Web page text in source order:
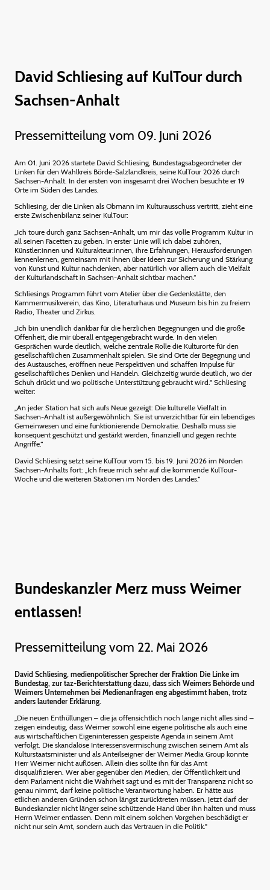
David Schliesing auf KulTour durch
Sachsen-Anhalt
Pressemitteilung vom 09. Juni 2026
Am 01. Juni 2026 startete David Schliesing, Bundestagsabgeordneter der
Linken für den Wahlkreis Börde-Salzlandkreis, seine KulTour 2026 durch
Sachsen-Anhalt. In der ersten von insgesamt drei Wochen besuchte er 19
Orte im Süden des Landes.
Schliesing, der die Linken als Obmann im Kulturausschuss vertritt, zieht eine
erste Zwischenbilanz seiner KulTour:
„Ich toure durch ganz Sachsen-Anhalt, um mir das volle Programm Kultur in
all seinen Facetten zu geben. In erster Linie will ich dabei zuhören,
Künstler:innen und Kulturakteur:innen, ihre Erfahrungen, Herausforderungen
kennenlernen, gemeinsam mit ihnen über Ideen zur Sicherung und Stärkung
von Kunst und Kultur nachdenken, aber natürlich vor allem auch die Vielfalt
der Kulturlandschaft in Sachsen-Anhalt sichtbar machen.“
Schliesings Programm führt vom Atelier über die Gedenkstätte, den
Kammermusikverein, das Kino, Literaturhaus und Museum bis hin zu freiem
Radio, Theater und Zirkus.
„Ich bin unendlich dankbar für die herzlichen Begegnungen und die große
Offenheit, die mir überall entgegengebracht wurde. In den vielen
Gesprächen wurde deutlich, welche zentrale Rolle die Kulturorte für den
gesellschaftlichen Zusammenhalt spielen. Sie sind Orte der Begegnung und
des Austausches, eröffnen neue Perspektiven und schaffen Impulse für
gesellschaftliches Denken und Handeln. Gleichzeitig wurde deutlich, wo der
Schuh drückt und wo politische Unterstützung gebraucht wird." Schliesing
weiter:
„An jeder Station hat sich aufs Neue gezeigt: Die kulturelle Vielfalt in
Sachsen-Anhalt ist außergewöhnlich. Sie ist unverzichtbar für ein lebendiges
Gemeinwesen und eine funktionierende Demokratie. Deshalb muss sie
konsequent geschützt und gestärkt werden, finanziell und gegen rechte
Angriffe.“
David Schliesing setzt seine KulTour vom 15. bis 19. Juni 2026 im Norden
Sachsen-Anhalts fort: „Ich freue mich sehr auf die kommende KulTour-
Woche und die weiteren Stationen im Norden des Landes.“
Bundeskanzler Merz muss Weimer
entlassen!
Pressemitteilung vom 22. Mai 2026
David Schliesing, medienpolitischer Sprecher der Fraktion Die Linke im
Bundestag, zur taz-Berichterstattung dazu, dass sich Weimers Behörde und
Weimers Unternehmen bei Medienanfragen eng abgestimmt haben, trotz
anders lautender Erklärung.
„Die neuen Enthüllungen – die ja offensichtlich noch lange nicht alles sind –
zeigen eindeutig, dass Weimer sowohl eine eigene politische als auch eine
aus wirtschaftlichen Eigeninteressen gespeiste Agenda in seinem Amt
verfolgt. Die skandalöse Interessensvermischung zwischen seinem Amt als
Kulturstaatsminister und als Anteilseigner der Weimer Media Group konnte
Herr Weimer nicht auflösen. Allein dies sollte ihn für das Amt
disqualifizieren. Wer aber gegenüber den Medien, der Öffentlichkeit und
dem Parlament nicht die Wahrheit sagt und es mit der Transparenz nicht so
genau nimmt, darf keine politische Verantwortung haben. Er hätte aus
etlichen anderen Gründen schon längst zurücktreten müssen. Jetzt darf der
Bundeskanzler nicht länger seine schützende Hand über ihn halten und muss
Herrn Weimer entlassen. Denn mit einem solchen Vorgehen beschädigt er
nicht nur sein Amt, sondern auch das Vertrauen in die Politik."